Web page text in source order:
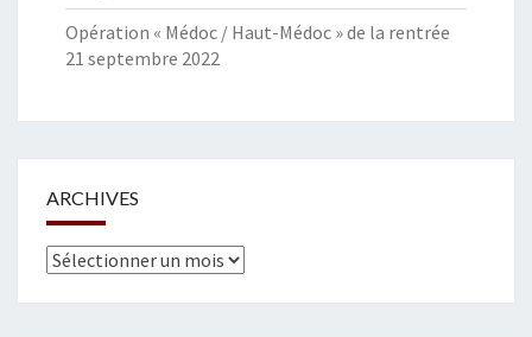
Opération « Médoc / Haut-Médoc » de la rentrée
21 septembre 2022
ARCHIVES
Archives